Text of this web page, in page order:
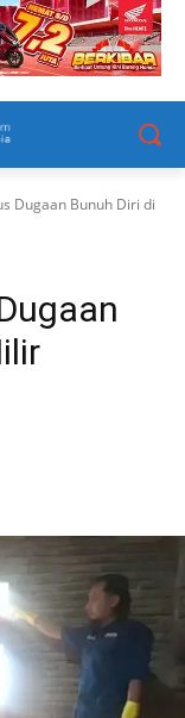
Dugaan Bunuh Diri di